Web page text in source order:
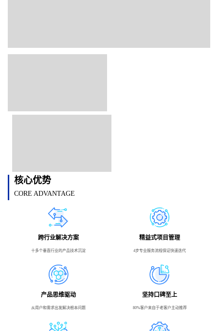
核心优势
CORE ADVANTAGE
跨行业解决方案
十多个垂直行业的产品技术沉淀
精益式项目管理
4步专业服务流程保证快速迭代
产品思维驱动
从用户和需求出发解决根本问题
坚持口碑至上
80%客户来自于老客户主动推荐